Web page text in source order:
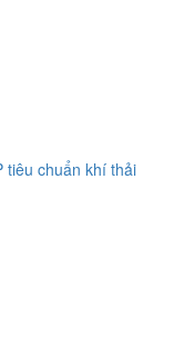
tiêu chuẩn khí thải